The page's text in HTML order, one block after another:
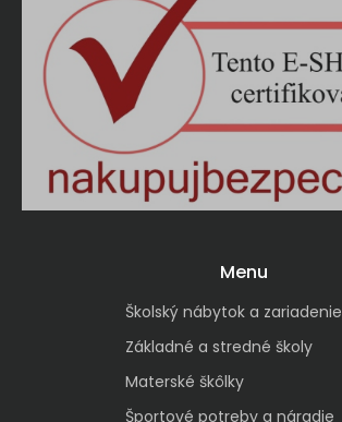
Menu
Školský nábytok a zariadenie
Základné a stredné školy
Materské škôlky
Športové potreby a náradie